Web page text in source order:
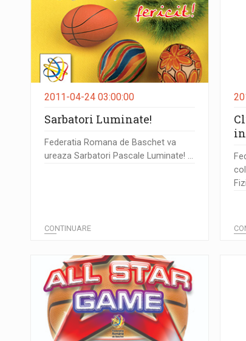
2011-04-24 03:00:00
Sarbatori Luminate!
Federatia Romana de Baschet va
ureaza Sarbatori Pascale Luminate! ...
CONTINUARE